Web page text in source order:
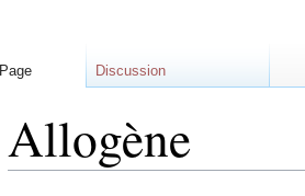
Allogène
Page Discussion